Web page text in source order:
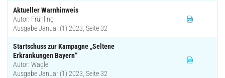
Aktueller Warnhinweis
Autor: Frühling
Ausgabe Januar (1) 2023, Seite 32
Startschuss zur Kampagne „Seltene
Erkrankungen Bayern“
Autor: Wagle
Ausgabe Januar (1) 2023, Seite 32